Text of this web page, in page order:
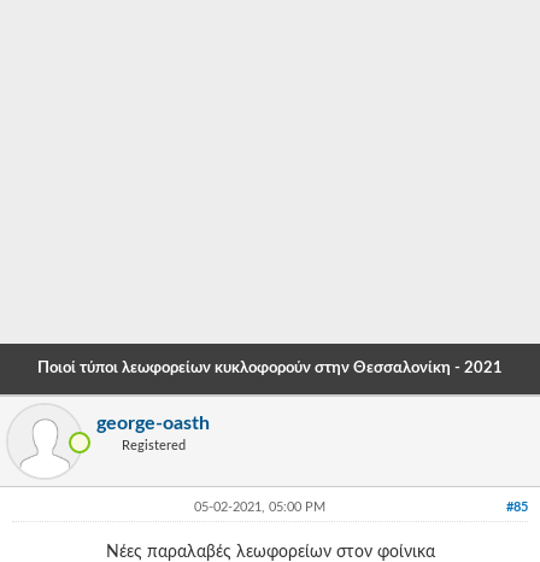
-
-
-
-
Ποιοί τύποι λεωφορείων κυκλοφορούν στην Θεσσαλονίκη - 2021
george-oasth
Registered
#85
05-02-2021, 05:00 PM
Νέες παραλαβές λεωφορείων στον φοίνικα